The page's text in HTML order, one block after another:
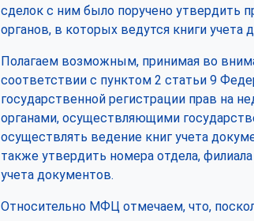
сделок с ним было поручено утвердить
органов, в которых ведутся книги учета
Полагаем возможным, принимая во
соответствии с пунктом 2 статьи 9
государственной регистрации прав на
органами, осуществляющими
осуществлять ведение книг учета
также утвердить номера отдела,
учета документов.
Относительно МФЦ отмечаем, что,